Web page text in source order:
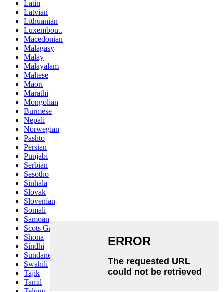
Latin
Latvian
Lithuanian
Luxembou..
Macedonian
Malagasy
Malay
Malayalam
Maltese
Maori
Marathi
Mongolian
Burmese
Nepali
Norwegian
Pashto
Persian
Punjabi
Serbian
Sesotho
Sinhala
Slovak
Slovenian
Somali
Samoan
Scots Gaelic
Shona
Sindhi
Sundanese
Swahili
Tajik
Tamil